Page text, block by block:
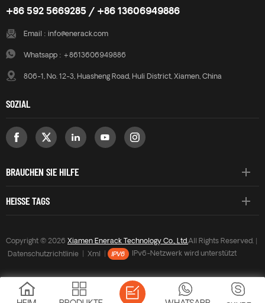
+86 592 5669285 / +86 13606949886
Email : info@enerack.com
Whatsapp : +8613606949886
806-1, No. 12-3, Huasheng Road, Huli District, Xiamen, China
SOZIAL
BRAUCHEN SIE HILFE
HEISSE TAGS
Copyright © 2026 Xiamen Enerack Technology Co., Ltd.All Rights Reserved. |
Datenschutzrichtlinie
Xml IPv6-Netzwerk wird unterstützt